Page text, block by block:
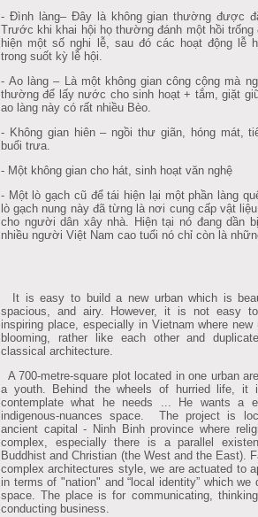
- Đình làng– Đây là không gian thường được
Trước khi khai hội họ thường đánh một hồi
hiện một số nghi lễ, sau đó các hoạt động lễ
trong suốt kỳ lễ hội.
- Ao làng – Là một không gian công cộng mà
thường để lấy nước cho sinh hoạt + tắm, giặt
ao làng này có rất nhiều Bèo.
- Không gian hiên – ngồi thư giãn, hóng mát,
buổi trưa.
- Một không gian cho hát, sinh hoạt văn nghệ
- Một lò gạch cũ để tái hiện lại một phần làng
lò gạch nung này đã từng là nơi cung cấp vật
cho người dân xây nhà. Hiện tại nó đang dần
nhiều người Việt Nam cao tuổi nó chỉ còn là
It is easy to build a new urban which is
spacious, and airy. However, it is not easy
inspiring place, especially in Vietnam where new
blooming, rather like each other and
classical architecture.
A 700-metre-square plot located in one urban
a youth. Behind the wheels of hurried life, it
contemplate what he needs ... He wants a
indigenous-nuances space. The project is
ancient capital - Ninh Binh province where
complex, especially there is a parallel
Buddhist and Christian (the West and the East).
complex architectures style, we are actuated to
in terms of "nation" and “local identity” which we
space. The place is for communicating,
conducting business.